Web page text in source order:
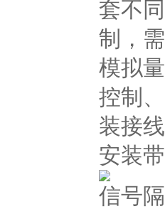
套不
制，
模拟
控制
装接
安装
信号